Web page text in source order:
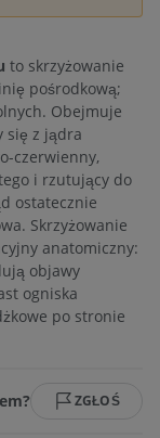
to skrzyżowanie
pośrodkową;
Obejmuje
się z jądra
czerwienny,
i rzutujący do
ostatecznie
Skrzyżowanie
anatomiczny:
objawy
ogniska
po stronie
ZGŁOŚ